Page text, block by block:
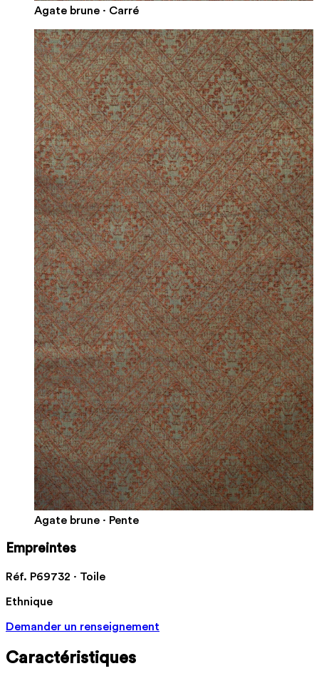
Agate brune · Carré
Agate brune · Pente
Empreintes
Réf. P69732 · Toile
Ethnique
Demander un renseignement
Caractéristiques